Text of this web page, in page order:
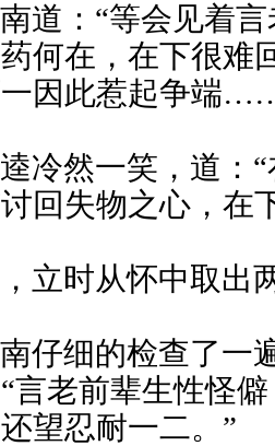
道：“等会见着
何在，在下很难
因此惹起争端
冷然一笑，道：
回失物之心，在
立时从怀中取出
仔细的检查了一
言老前辈生性怪
望忍耐一二。”